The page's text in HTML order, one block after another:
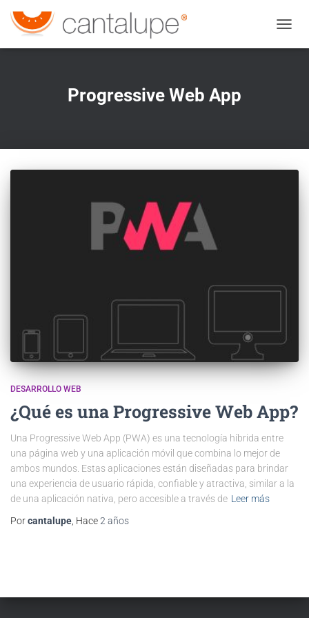
Progressive Web App
DESARROLLO WEB
¿Qué es una Progressive Web App?
Una Progressive Web App (PWA) es una tecnología híbrida entre
una página web y una aplicación móvil que combina lo mejor de
ambos mundos. Estas aplicaciones están diseñadas para brindar
una experiencia de usuario rápida, confiable y atractiva, similar a la
de una aplicación nativa, pero accesible a través de Leer más
Porcantalupe , Hace2 años